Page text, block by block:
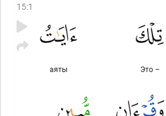
15:1
Это –
аяты